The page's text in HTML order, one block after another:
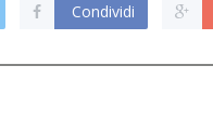
Condividi